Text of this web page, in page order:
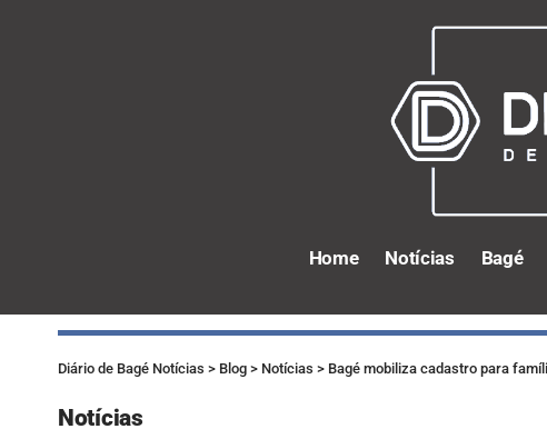
Home Notícias Bagé
Diário de Bagé Notícias > Blog > Notícias > Bagé mobiliza cadastro para
Notícias